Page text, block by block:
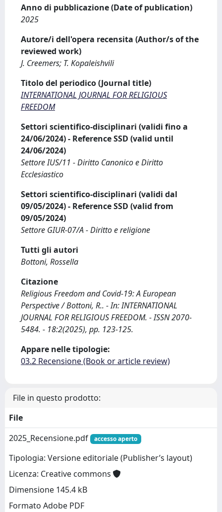
Anno di pubblicazione (Date of publication)
2025
Autore/i dell'opera recensita (Author/s of the
reviewed work)
J. Creemers; T. Kopaleishvili
Titolo del periodico (Journal title)
INTERNATIONAL JOURNAL FOR RELIGIOUS
FREEDOM
Settori scientifico-disciplinari (validi fino a
24/06/2024) - Reference SSD (valid until
24/06/2024)
Settore IUS/11 - Diritto Canonico e Diritto
Ecclesiastico
Settori scientifico-disciplinari (validi dal
09/05/2024) - Reference SSD (valid from
09/05/2024)
Settore GIUR-07/A - Diritto e religione
Tutti gli autori
Bottoni, Rossella
Citazione
Religious Freedom and Covid-19: A European
Perspective / Bottoni, R.. - In: INTERNATIONAL
JOURNAL FOR RELIGIOUS FREEDOM. - ISSN 2070-
5484. - 18:2(2025), pp. 123-125.
Appare nelle tipologie:
03.2 Recensione (Book or article review)
File in questo prodotto:
File
2025_Recensione.pdf
accesso aperto
Tipologia: Versione editoriale (Publisher’s layout)
Licenza: Creative commons
Dimensione 145.4 kB
Formato Adobe PDF